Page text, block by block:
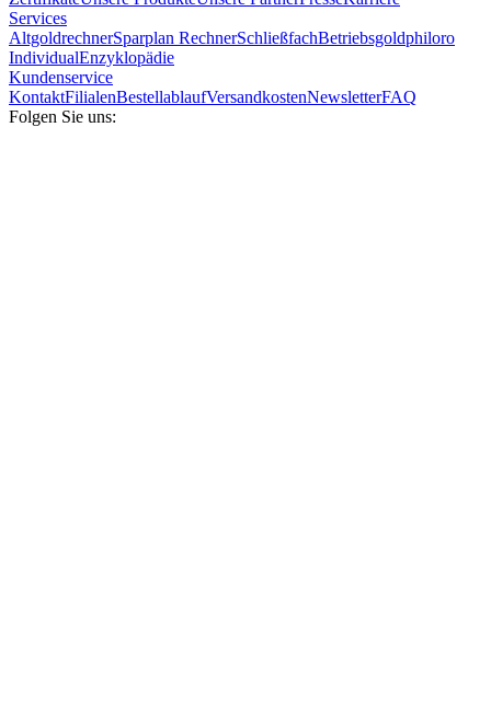
Services
AltgoldrechnerSparplan RechnerSchließfachBetriebsgoldphiloro
IndividualEnzyklopädie
Kundenservice
KontaktFilialenBestellablaufVersandkostenNewsletterFAQ
Folgen Sie uns: